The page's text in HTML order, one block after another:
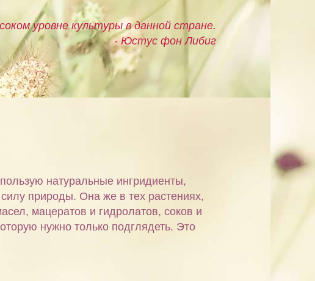
уровне культуры в данной стране.
- Юстус фон Либиг
натуральные ингридиенты,
природы. Она же в тех растениях,
мацератов и гидролатов, соков и
нужно только подглядеть. Это